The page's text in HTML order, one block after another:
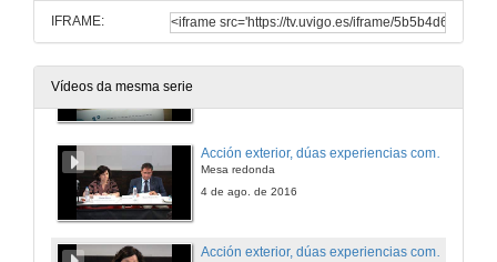
IFRAME:
Vídeos da mesma serie
Mesa redonda
4 de ago. de 2016
Acción exterior, dúas experiencias comparadas: País Vasco